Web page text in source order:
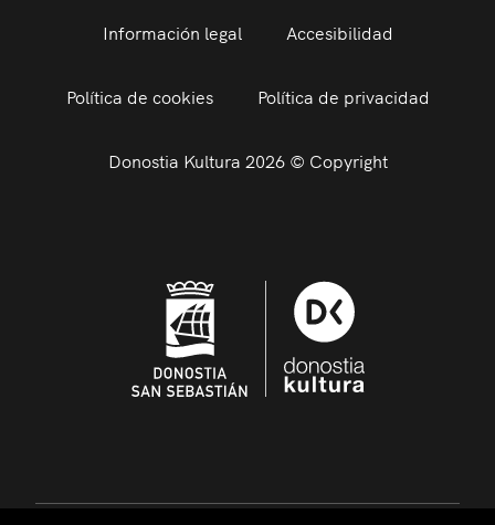
Información legal Accesibilidad
Política de cookies Política de privacidad
Donostia Kultura 2026 © Copyright